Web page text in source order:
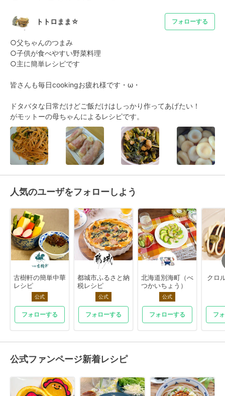
トトロまま☆ フォローする
○父ちゃんのつまみ
○子供が食べやすい野菜料理
○主に簡単レシピです
皆さんも毎日cookingお疲れ様です・ω・
ドタバタな日常だけどご飯だけはしっかり作ってあげたい！
がモットーの母ちゃんによるレシピです。
人気のユーザをフォローしよう
古樹軒の簡単中華
レシピ
公式
フォローする
都城市ふるさと納
税レシピ
公式
フォローする
北海道別海町（べ
つかいちょう）
公式
フォローする
クロ
フ
公式ファンページ新着レシピ